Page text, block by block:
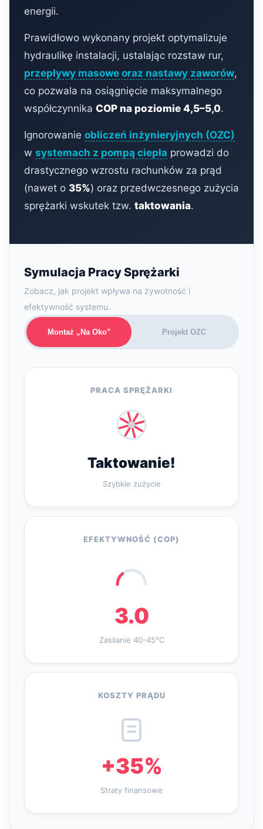
energii.
Prawidłowo wykonany projekt optymalizuje
hydraulikę instalacji, ustalając rozstaw rur,
przepływy masowe oraz nastawy zaworów,
co pozwala na osiągnięcie maksymalnego
współczynnika COP na poziomie 4,5–5,0.
Ignorowanie obliczeń inżynieryjnych (OZC)
w systemach z pompą ciepła prowadzi do
drastycznego wzrostu rachunków za prąd
(nawet o 35%) oraz przedwczesnego zużycia
sprężarki wskutek tzw. taktowania.
Symulacja Pracy Sprężarki
Zobacz, jak projekt wpływa na żywotność i
efektywność systemu.
Montaż „Na Oko” Projekt OZC
PRACA SPRĘŻARKI
Taktowanie!
Szybkie zużycie
EFEKTYWNOŚĆ (COP)
3.0
Zasilanie 40-45°C
KOSZTY PRĄDU
+35%
Straty finansowe